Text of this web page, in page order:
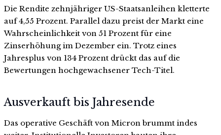
Die Rendite zehnjähriger US-Staatsanleihen kletterte
auf 4,55 Prozent. Parallel dazu preist der Markt eine
Wahrscheinlichkeit von 51 Prozent für eine
Zinserhöhung im Dezember ein. Trotz eines
Jahresplus von 134 Prozent drückt das auf die
Bewertungen hochgewachsener Tech-Titel.
Ausverkauft bis Jahresende
Das operative Geschäft von Micron brummt indes